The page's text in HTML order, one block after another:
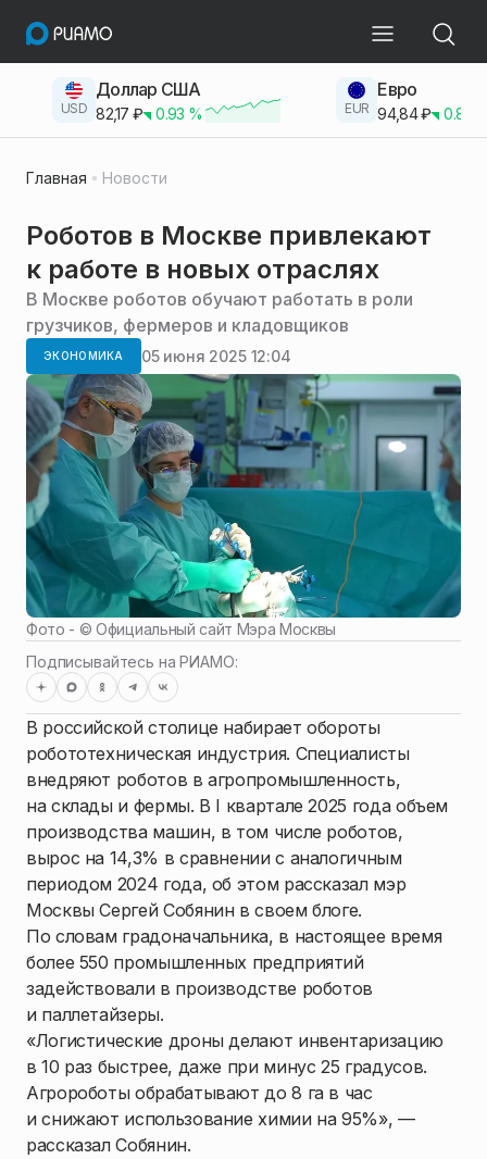
USD
Доллар США
82,17 ₽ 0.93 % EUR
Евро
94,84₽ 0.83
Главная Новости
Роботов в Москве привлекают
к работе в новых отраслях
В Москве роботов обучают работать в роли
грузчиков, фермеров и кладовщиков
ЭКОНОМИКА 05 июня 2025 12:04
Фото - ©Официальный сайт Мэра Москвы
Подписывайтесь на РИАМО:
В российской столице набирает обороты
робототехническая индустрия. Специалисты
внедряют роботов в агропромышленность,
на склады и фермы. В I квартале 2025 года объем
производства машин, в том числе роботов,
вырос на 14,3% в сравнении с аналогичным
периодом 2024 года, об этом рассказал мэр
Москвы Сергей Собянин в своем блоге.
По словам градоначальника, в настоящее время
более 550 промышленных предприятий
задействовали в производстве роботов
и паллетайзеры.
«Логистические дроны делают инвентаризацию
в 10 раз быстрее, даже при минус 25 градусов.
Агророботы обрабатывают до 8 га в час
и снижают использование химии на 95%», —
рассказал Собянин.